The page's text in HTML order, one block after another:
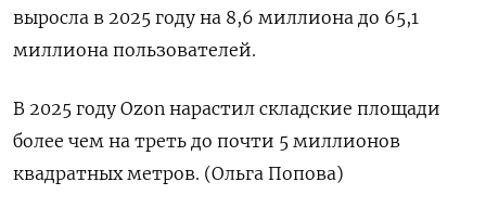
выросла в ‌2025 году на 8,6 миллиона до 65,1
миллиона пользователей.
В 2025 году Ozon ​нарастил складские площади
более чем на треть до ‌почти 5 миллионов
квадратных метров. (Ольга Попова)